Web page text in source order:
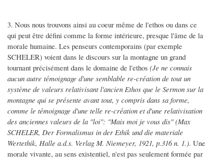
3. Nous nous trouvons ainsi au coeur même de l'ethos ou dans ce
qui peut être défini comme la forme intérieure, presque l'âme de la
morale humaine. Les penseurs contemporains (par exemple
SCHELER) voient dans le discours sur la montagne un grand
tournant précisément dans le domaine de l'ethos (Je ne connais
aucun autre témoignage d'une semblable re-création de tout un
système de valeurs relativisant l'ancien Ethos que le Sermon sur la
montagne qui se présente avant tout, y compris dans sa forme,
comme le témoignage d'une telle re-création et d'une relativisation
des anciennes valeurs de la "loi": "Mais moi je vous dis" (Max
SCHELER, Der Formalismus in der Ethik und die materiale
Wertethik, Halle a.d.s. Verlag M. Niemeyer, 1921, p.316 n. 1.). Une
morale vivante, au sens existentiel, n'est pas seulement formée par